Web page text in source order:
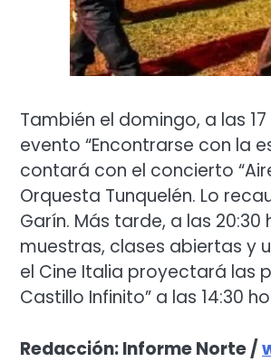
También el domingo, a las
evento “Encontrarse con la
contará con el concierto
Orquesta Tunquelén. Lo
Garín. Más tarde, a las
muestras, clases abiertas y
el Cine Italia proyectará las
Castillo Infinito” a las 14:30
Redacción: Informe Norte /